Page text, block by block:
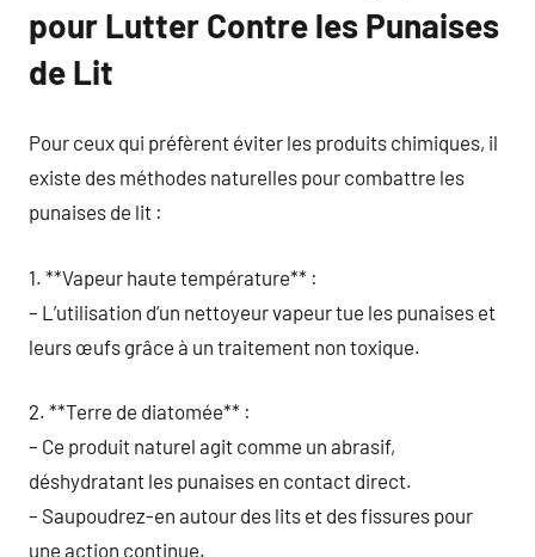
pour Lutter Contre les Punaises
de Lit
Pour ceux qui préfèrent éviter les produits chimiques, il
existe des méthodes naturelles pour combattre les
punaises de lit :
1. **Vapeur haute température** :
– L’utilisation d’un nettoyeur vapeur tue les punaises et
leurs œufs grâce à un traitement non toxique.
2. **Terre de diatomée** :
– Ce produit naturel agit comme un abrasif,
déshydratant les punaises en contact direct.
– Saupoudrez-en autour des lits et des fissures pour
une action continue.